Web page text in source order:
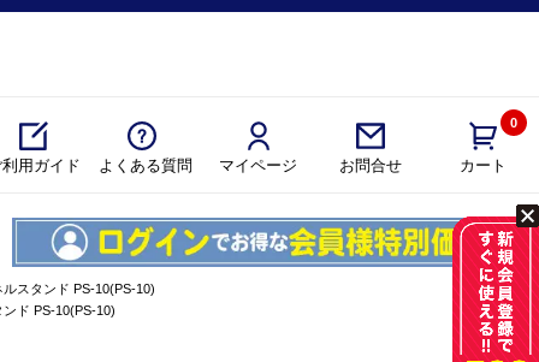
用ガイド よくある質問 マイページ お問合せ カート
0
ルスタンド PS-10(PS-10)
ド PS-10(PS-10)